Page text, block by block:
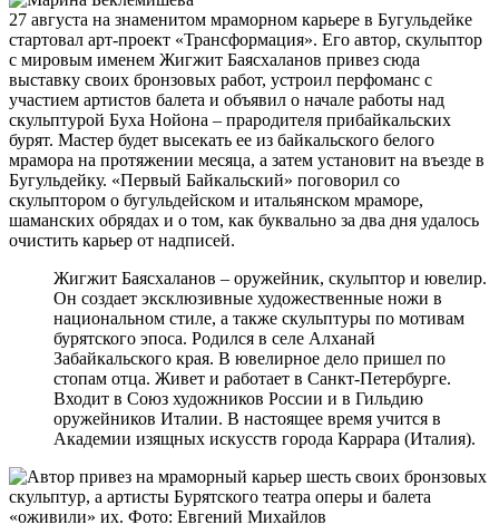
27 августа на знаменитом мраморном карьере в Бугульдейке
стартовал арт-проект «Трансформация». Его автор, скульптор
с мировым именем Жигжит Баясхаланов привез сюда
выставку своих бронзовых работ, устроил перфоманс с
участием артистов балета и объявил о начале работы над
скульптурой Буха Нойона – прародителя прибайкальских
бурят. Мастер будет высекать ее из байкальского белого
мрамора на протяжении месяца, а затем установит на въезде в
Бугульдейку. «Первый Байкальский» поговорил со
скульптором о бугульдейском и итальянском мраморе,
шаманских обрядах и о том, как буквально за два дня удалось
очистить карьер от надписей.
Жигжит Баясхаланов – оружейник, скульптор и ювелир.
Он создает эксклюзивные художественные ножи в
национальном стиле, а также скульптуры по мотивам
бурятского эпоса. Родился в селе Алханай
Забайкальского края. В ювелирное дело пришел по
стопам отца. Живет и работает в Санкт-Петербурге.
Входит в Союз художников России и в Гильдию
оружейников Италии. В настоящее время учится в
Академии изящных искусств города Каррара (Италия).